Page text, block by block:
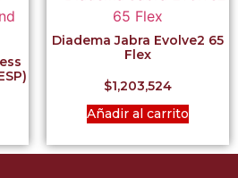
Diadema Jabra Evolve2 65
Flex
$1,203,524
Añadir al carrito